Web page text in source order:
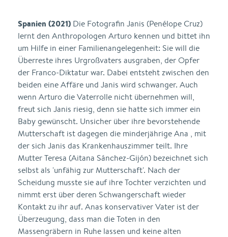
Spanien (2021) Die Fotografin Janis (Penélope Cruz)
lernt den Anthropologen Arturo kennen und bittet ihn
um Hilfe in einer Familienangelegenheit: Sie will die
Überreste ihres Urgroßvaters ausgraben, der Opfer
der Franco-Diktatur war. Dabei entsteht zwischen den
beiden eine Affäre und Janis wird schwanger. Auch
wenn Arturo die Vaterrolle nicht übernehmen will,
freut sich Janis riesig, denn sie hatte sich immer ein
Baby gewünscht. Unsicher über ihre bevorstehende
Mutterschaft ist dagegen die minderjährige Ana , mit
der sich Janis das Krankenhauszimmer teilt. Ihre
Mutter Teresa (Aitana Sánchez-Gijón) bezeichnet sich
selbst als 'unfähig zur Mutterschaft'. Nach der
Scheidung musste sie auf ihre Tochter verzichten und
nimmt erst über deren Schwangerschaft wieder
Kontakt zu ihr auf. Anas konservativer Vater ist der
Überzeugung, dass man die Toten in den
Massengräbern in Ruhe lassen und keine alten